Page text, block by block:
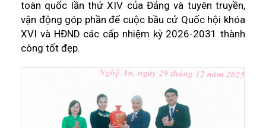
toàn quốc lần thứ XIV của Đảng và tuyên truyền,
vận động góp phần để cuộc bầu cử Quốc hội khóa
XVI và HĐND các cấp nhiệm kỳ 2026-2031 thành
công tốt đẹp.